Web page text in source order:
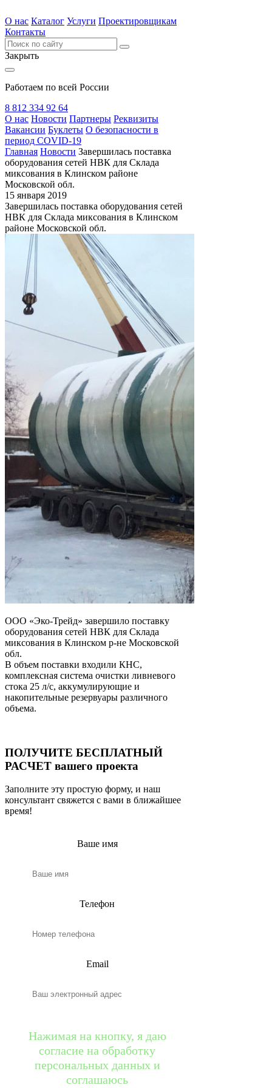
О нас Каталог Услуги Проектировщикам
Контакты
Закрыть
Работаем по всей России
8 812 334 92 64
О нас Новости Партнеры Реквизиты
Вакансии Буклеты О безопасности в
период COVID-19
Главная Новости Завершилась поставка
оборудования сетей НВК для Склада
миксования в Клинском районе
Московской обл.
15 января 2019
Завершилась поставка оборудования сетей
НВК для Склада миксования в Клинском
районе Московской обл.
ООО «Эко-Трейд» завершило поставку
оборудования сетей НВК для Склада
миксования в Клинском р-не Московской
обл.
В объем поставки входили КНС,
комплексная система очистки ливневого
стока 25 л/с, аккумулирующие и
накопительные резервуары различного
объема.
ПОЛУЧИТЕ БЕСПЛАТНЫЙ
РАСЧЕТ вашего проекта
Заполните эту простую форму, и наш
консультант свяжется с вами в ближайшее
время!
Ваше имя
Телефон
Email
Нажимая на кнопку, я даю
согласие на обработку
персональных данных и
соглашаюсь